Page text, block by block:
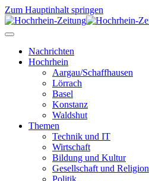
Zum Hauptinhalt springen
Nachrichten
Hochrhein
Aargau/Schaffhausen
Lörrach
Basel
Konstanz
Waldshut
Themen
Technik und IT
Wirtschaft
Bildung und Kultur
Gesellschaft und Religion
Politik